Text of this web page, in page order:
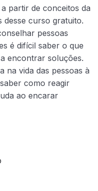
partir de conceitos da
desse curso gratuito.
pessoas
é difícil saber o que
encontrar soluções.
na vida das pessoas à
como reagir
ao encarar